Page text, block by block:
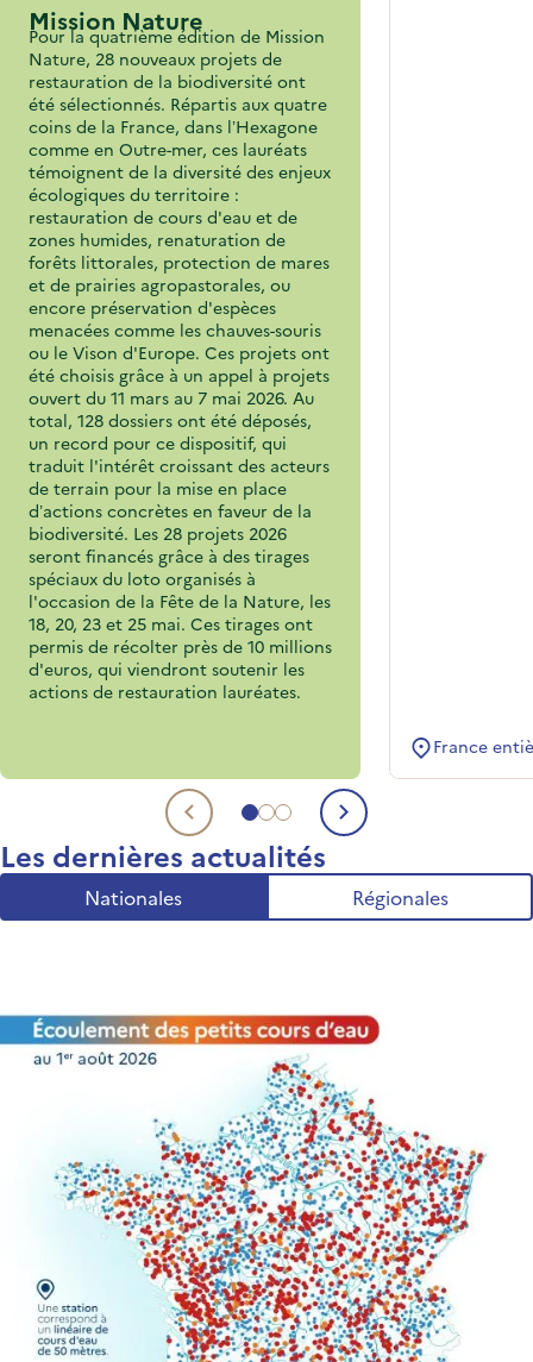
Aller au sujet 1
Aller au sujet 2
Aller au sujet 3
Mission Nature
Pour la quatrième édition de Mission
Nature, 28 nouveaux projets de
restauration de la biodiversité ont
été sélectionnés. Répartis aux quatre
coins de la France, dans l’Hexagone
comme en Outre-mer, ces lauréats
témoignent de la diversité des enjeux
écologiques du territoire :
restauration de cours d'eau et de
zones humides, renaturation de
forêts littorales, protection de mares
et de prairies agropastorales, ou
encore préservation d'espèces
menacées comme les chauves-souris
ou le Vison d'Europe. Ces projets ont
été choisis grâce à un appel à projets
ouvert du 11 mars au 7 mai 2026. Au
total, 128 dossiers ont été déposés,
un record pour ce dispositif, qui
traduit l'intérêt croissant des acteurs
de terrain pour la mise en place
d’actions concrètes en faveur de la
biodiversité. Les 28 projets 2026
seront financés grâce à des tirages
spéciaux du loto organisés à
l'occasion de la Fête de la Nature, les
18, 20, 23 et 25 mai. Ces tirages ont
permis de récolter près de 10 millions
d'euros, qui viendront soutenir les
actions de restauration lauréates.
France
Sujet précédentSujet suivant
Les dernières actualités
Nationales Régionales